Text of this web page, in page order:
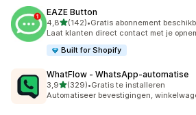
EAZE Button
4,8van 5 sterren
(142)
142 recensies in totaal
•Gratis abonnement
Laat klanten direct contact met je
Built for Shopify
WhatFlow ‑ WhatsApp‑automatise
3,9van 5 sterren
(329)
329 recensies in totaal
•Gratis te installeren
Automatiseer bevestigingen,